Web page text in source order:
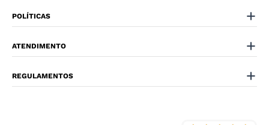
POLÍTICAS
ATENDIMENTO
REGULAMENTOS